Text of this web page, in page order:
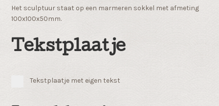
Het sculptuur staat op een marmeren sokkel met afmeting
100x100x50mm.
Tekstplaatje
Tekstplaatje met eigen tekst